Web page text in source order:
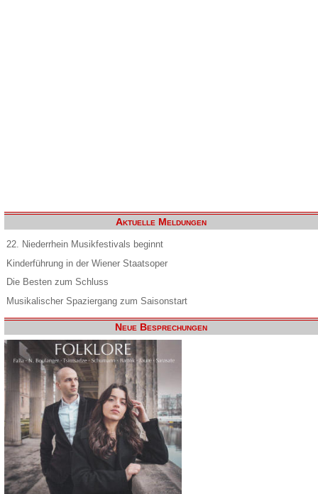
Aktuelle Meldungen
22. Niederrhein Musikfestivals beginnt
Kinderführung in der Wiener Staatsoper
Die Besten zum Schluss
Musikalischer Spaziergang zum Saisonstart
Neue Besprechungen